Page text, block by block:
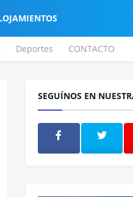
Deportes CONTACTO
SEGUÍNOS EN